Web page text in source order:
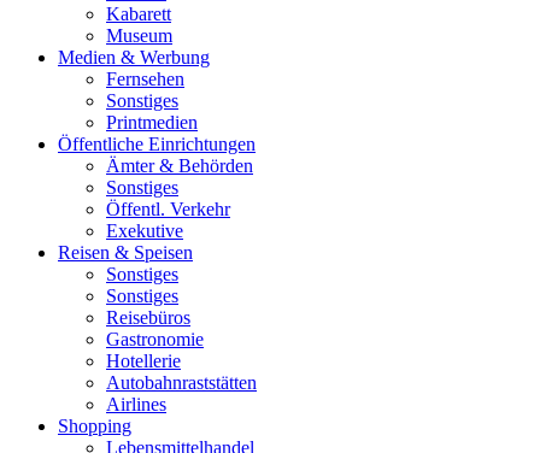
Kabarett
Museum
Medien & Werbung
Fernsehen
Sonstiges
Printmedien
Öffentliche Einrichtungen
Ämter & Behörden
Sonstiges
Öffentl. Verkehr
Exekutive
Reisen & Speisen
Sonstiges
Sonstiges
Reisebüros
Gastronomie
Hotellerie
Autobahnraststätten
Airlines
Shopping
Lebensmittelhandel